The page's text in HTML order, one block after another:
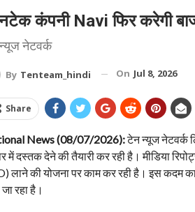
कंपनी Navi फिर करेगी
नेटवर्क
By Tenteam_hindi On Jul 8, 2026
Share
News (08/07/2026):टेन न्यूज नेटवर्क
में दस्तक देने की तैयारी कर रही है। मीडिया
लाने की योजना पर काम कर रही है। इस कदम
जा रहा है।